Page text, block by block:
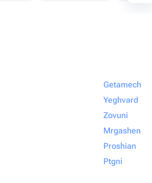
Getamech
Yeghvard
Zovuni
Mrgashen
Proshian
Ptgni